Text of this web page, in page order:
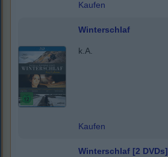
Kaufen
Winterschlaf
k.A.
Kaufen
Winterschlaf [2 DVDs]